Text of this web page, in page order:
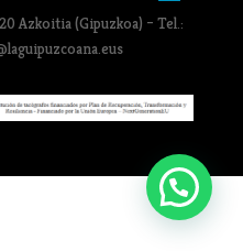
Azkoitia (Gipuzkoa) – Tel.: